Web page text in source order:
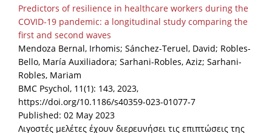
Predictors of resilience in healthcare workers during the
COVID-19 pandemic: a longitudinal study comparing the
first and second waves
Mendoza Bernal, Irhomis; Sánchez-Teruel, David; Robles-
Bello, María Auxiliadora; Sarhani-Robles, Aziz; Sarhani-
Robles, Mariam
BMC Psychol, 11(1): 143, 2023,
https://doi.org/10.1186/s40359-023-01077-7
Published: 02 May 2023
Λιγοστές μελέτες έχουν διερευνήσει τις επιπτώσεις της